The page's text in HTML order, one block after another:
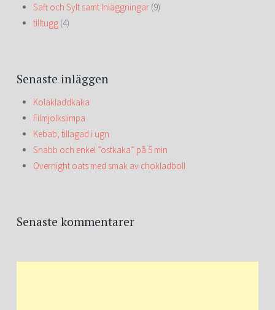
Saft och Sylt samt Inläggningar (9)
tilltugg (4)
Senaste inläggen
Kolakladdkaka
Filmjölkslimpa
Kebab, tillagad i ugn
Snabb och enkel ”ostkaka” på 5 min
Overnight oats med smak av chokladboll
Senaste kommentarer